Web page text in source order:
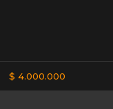
$ 4.000.000